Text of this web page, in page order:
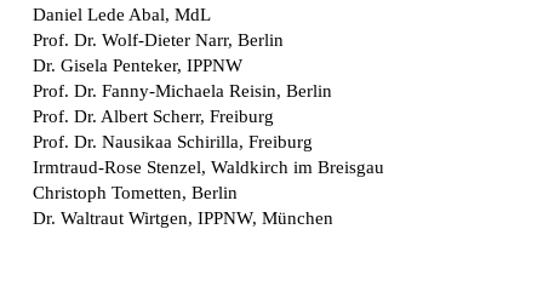
Daniel Lede Abal, MdL
Prof. Dr. Wolf-Dieter Narr, Berlin
Dr. Gisela Penteker, IPPNW
Prof. Dr. Fanny-Michaela Reisin, Berlin
Prof. Dr. Albert Scherr, Freiburg
Prof. Dr. Nausikaa Schirilla, Freiburg
Irmtraud-Rose Stenzel, Waldkirch im Breisgau
Christoph Tometten, Berlin
Dr. Waltraut Wirtgen, IPPNW, München